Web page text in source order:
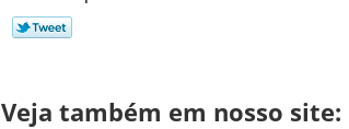
Veja também em nosso site: